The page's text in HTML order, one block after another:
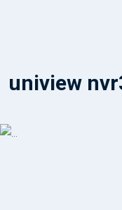
uniview